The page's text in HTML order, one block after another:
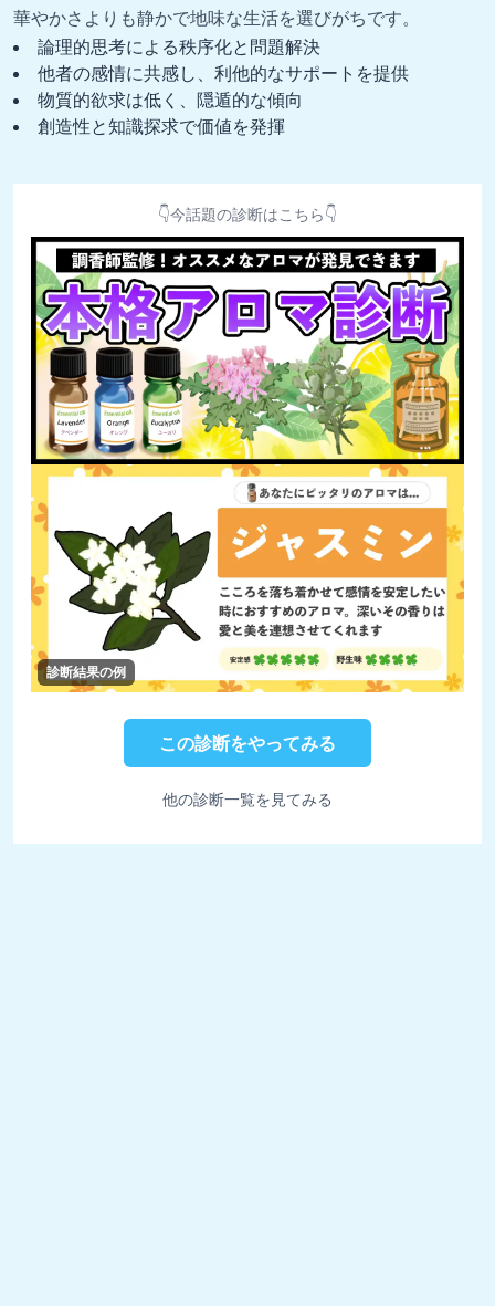
華やかさよりも静かで地味な生活を選びがちです。
論理的思考による秩序化と問題解決
他者の感情に共感し、利他的なサポートを提供
物質的欲求は低く、隠遁的な傾向
創造性と知識探求で価値を発揮
👇今話題の診断はこちら👇
診断結果の例
この診断をやってみる
他の診断一覧を見てみる